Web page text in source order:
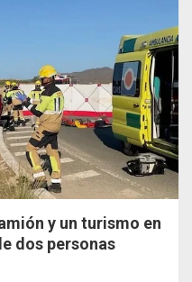
y un turismo en
dos personas